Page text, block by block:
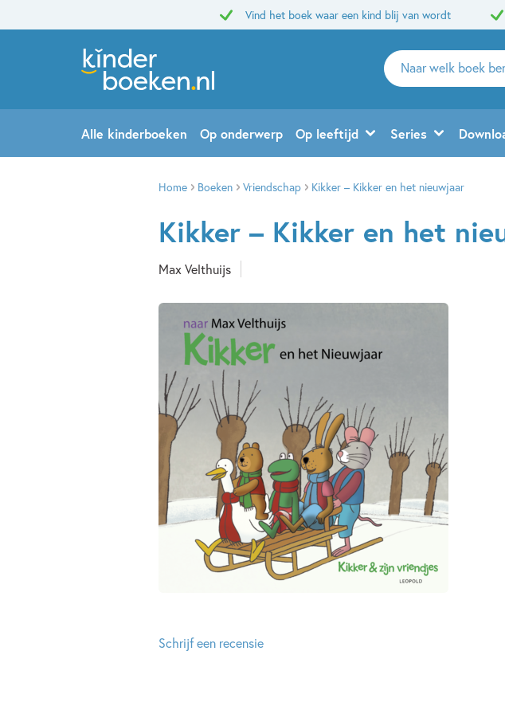
Vind het boek waar een kind blij van wordt
Zoeken
naar
en
uitgevers
Alle kinderboeken Op onderwerp Op leeftijd Series
Home Boeken Vriendschap Kikker – Kikker en het nieuwjaar
Kikker – Kikker en het
Max Velthuijs
Schrijf een recensie